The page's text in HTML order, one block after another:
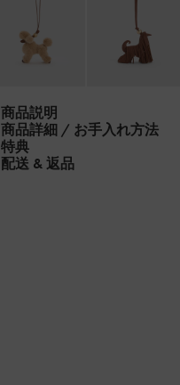
商品説明
商品詳細 / お手入れ方法
特典
配送 & 返品